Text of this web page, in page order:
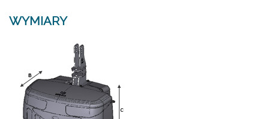
WYMIARY